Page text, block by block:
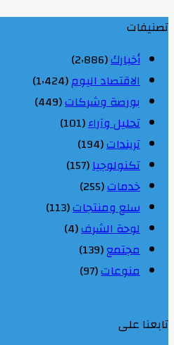
تصنيفات
أخبارك(2٬886)
الاقتصاد اليوم(1٬424)
بورصة وشركات(449)
تحليل وآراء(101)
تريندات(194)
تكنولوجيا(157)
خدمات(255)
سلع ومنتجات(113)
لوحة الشرف(4)
مجتمع(139)
منوعات(97)
تابعنا على